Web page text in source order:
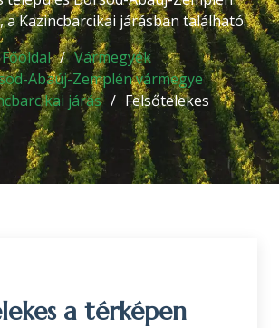
a Kazincbarcikai járásban található.
Főoldal
Vármegyék
Abaúj-Zemplén vármegye
járás
Felsőtelekes
a térképen